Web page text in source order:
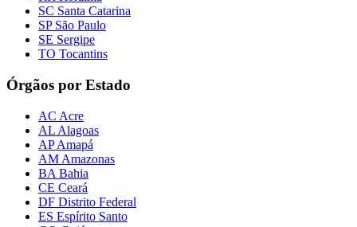
SC Santa Catarina
SP São Paulo
SE Sergipe
TO Tocantins
Órgãos por Estado
AC Acre
AL Alagoas
AP Amapá
AM Amazonas
BA Bahia
CE Ceará
DF Distrito Federal
ES Espírito Santo